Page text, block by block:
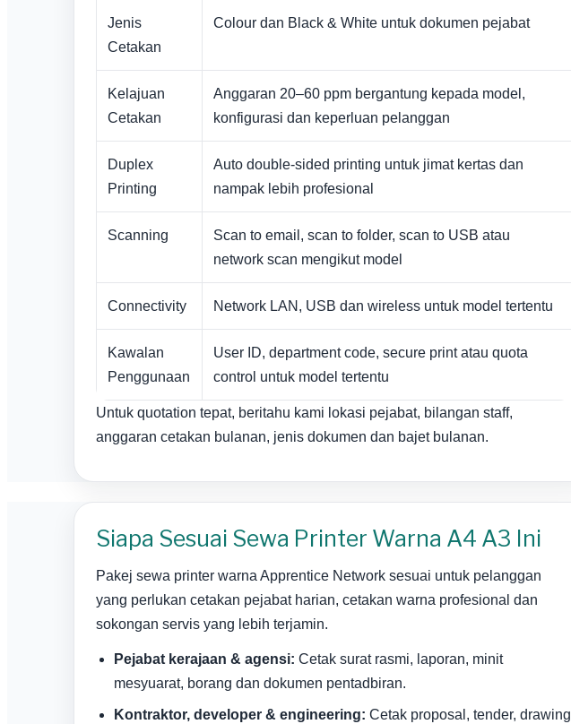
Jenis
Cetakan
Colour dan Black & White untuk dokumen pejabat
Kelajuan
Cetakan
Anggaran 20–60 ppm bergantung kepada model,
konfigurasi dan keperluan pelanggan
Duplex
Printing
Auto double-sided printing untuk jimat kertas dan
nampak lebih profesional
Scanning
Scan to email, scan to folder, scan to USB atau
network scan mengikut model
Connectivity Network LAN, USB dan wireless untuk model tertentu
Kawalan
Penggunaan
User ID, department code, secure print atau quota
control untuk model tertentu
Untuk quotation tepat, beritahu kami lokasi pejabat, bilangan staff,
anggaran cetakan bulanan, jenis dokumen dan bajet bulanan.
Siapa Sesuai Sewa Printer Warna A4 A3 Ini
Pakej sewa printer warna Apprentice Network sesuai untuk pelanggan
yang perlukan cetakan pejabat harian, cetakan warna profesional dan
sokongan servis yang lebih terjamin.
Pejabat kerajaan & agensi: Cetak surat rasmi, laporan, minit
mesyuarat, borang dan dokumen pentadbiran.
Kontraktor, developer & engineering: Cetak proposal, tender, drawing